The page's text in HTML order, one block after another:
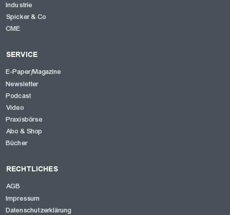
Industrie
Spicker & Co
CME
SERVICE
E-Paper/Magazine
Newsletter
Podcast
Video
Praxisbörse
Abo & Shop
Bücher
RECHTLICHES
AGB
Impressum
Datenschutzerklärung